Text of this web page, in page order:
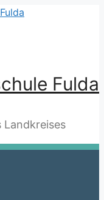
Fulda
Landkreises